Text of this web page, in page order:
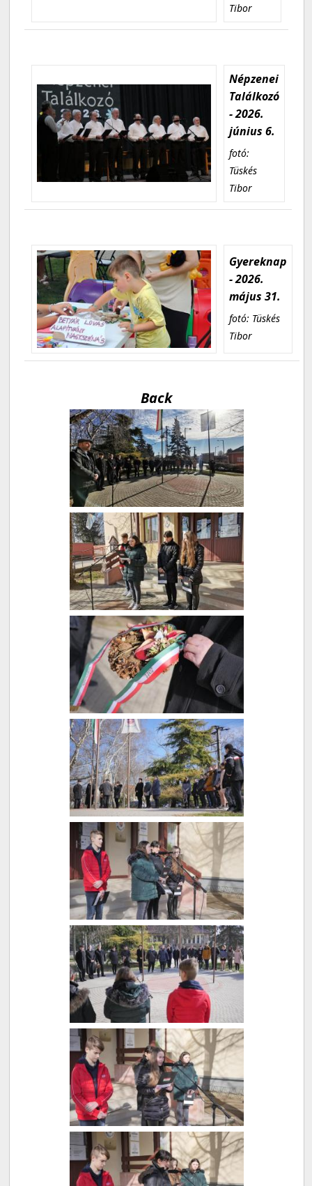
Tibor
Népzenei
Találkozó
- 2026.
június 6.
fotó:
Tüskés
Tibor
Gyereknap
- 2026.
május 31.
fotó: Tüskés
Tibor
Back